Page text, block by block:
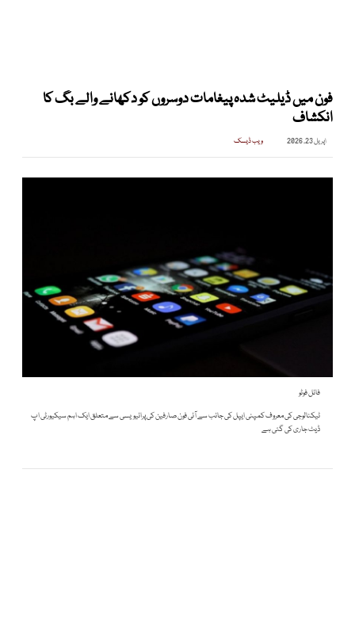
فون میں ڈیلیٹ شدہ پیغامات دوسروں کو دکھانے والے بگ کا
انکشاف
اپریل 23, 2026 ویب ڈیسک
فائل فوٹو
ٹیکنالوجی کی معروف کمپنی ایپل کی جانب سے آئی فون صارفین کی پرائیویسی سے متعلق ایک اہم سیکیورٹی اپ
ڈیٹ جاری کی گئی ہے